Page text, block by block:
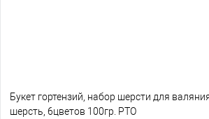
Букет гортензий, набор шерсти для
шерсть, 6цветов 100гр. РТО